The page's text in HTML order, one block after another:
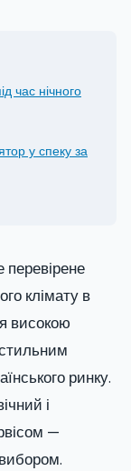
час нічного
у спеку за
перевірене
клімату в
високою
ринку.
і
—